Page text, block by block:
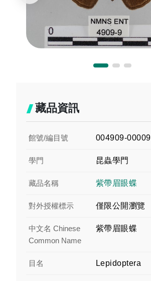
藏品資訊
館號/編目號 004909-00009
學門 昆蟲學門
藏品名稱 紫帶眉眼蝶
對外授權標示 僅限公開瀏覽
中文名 Chinese
Common Name
紫帶眉眼蝶
目名 Lepidoptera